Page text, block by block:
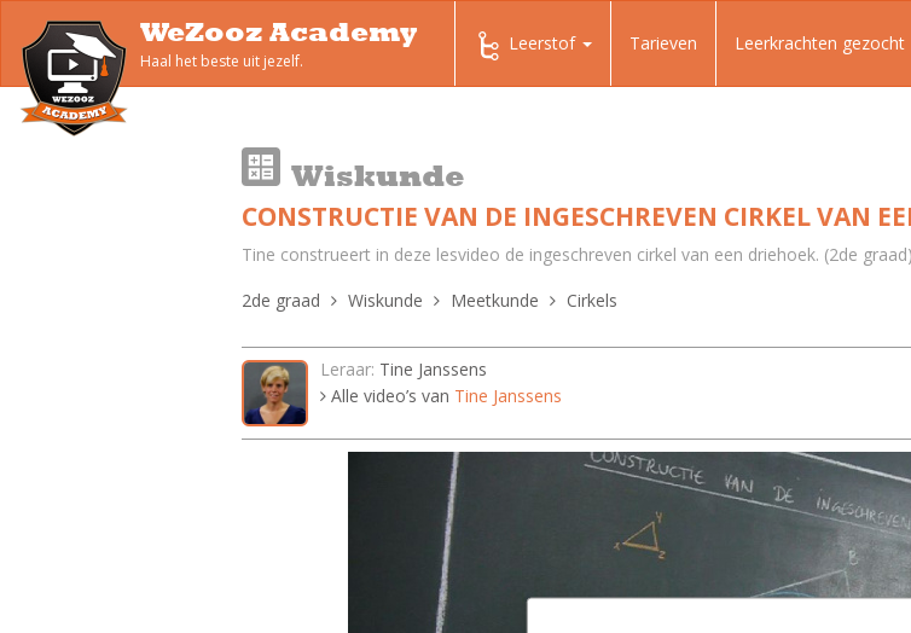
WeZooz Academy
Haal het beste uit jezelf.
Leerstof Tarieven Leerkrachten gezocht
Wiskunde
CONSTRUCTIE VAN DE INGESCHREVEN CIRKEL VAN
Tine construeert in deze lesvideo de ingeschreven cirkel van een driehoek. (2de graad)
2de graad
Wiskunde Meetkunde Cirkels
Leraar: Tine Janssens
Alle video’s van Tine Janssens